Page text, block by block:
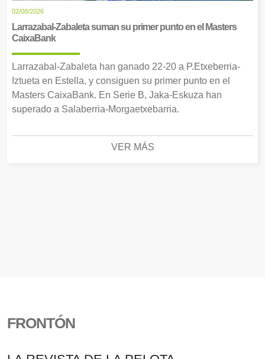
02/08/2026
Larrazabal-Zabaleta suman su primer punto en el Masters
CaixaBank
Larrazabal-Zabaleta han ganado 22-20 a P.Etxeberria-
Iztueta en Estella, y consiguen su primer punto en el
Masters CaixaBank. En Serie B, Jaka-Eskuza han
superado a Salaberria-Morgaetxebarria.
VER MÁS
FRONTÓN